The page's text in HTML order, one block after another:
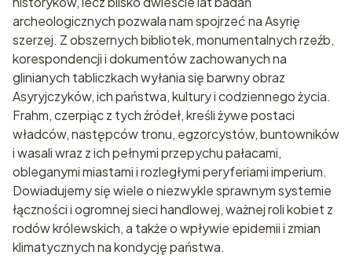
archeologicznych pozwala nam spojrzeć na Asyrię
szerzej. Z obszernych bibliotek, monumentalnych rzeźb,
korespondencji i dokumentów zachowanych na
glinianych tabliczkach wyłania się barwny obraz
Asyryjczyków, ich państwa, kultury i codziennego życia.
Frahm, czerpiąc z tych źródeł, kreśli żywe postaci
władców, następców tronu, egzorcystów, buntowników
i wasali wraz z ich pełnymi przepychu pałacami,
obleganymi miastami i rozległymi peryferiami imperium.
Dowiadujemy się wiele o niezwykle sprawnym systemie
łączności i ogromnej sieci handlowej, ważnej roli kobiet z
rodów królewskich, a także o wpływie epidemii i zmian
klimatycznych na kondycję państwa.